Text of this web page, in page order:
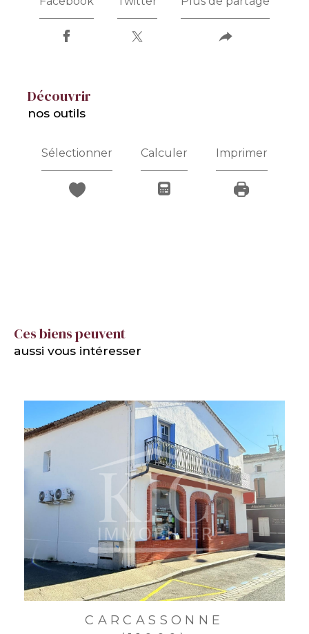
découvrir
nos outils
Sélectionner Calculer Imprimer
Ces biens peuvent
aussi vous intéresser
CARCASSONNE